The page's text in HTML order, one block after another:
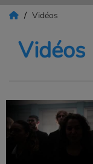
Vidéos
Vidéos